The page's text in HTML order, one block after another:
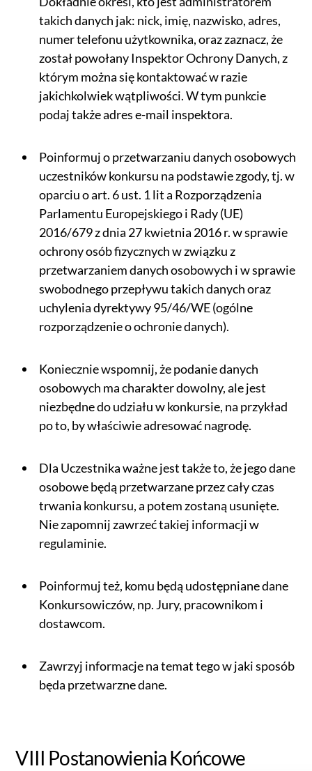
takich danych jak: nick, imię, nazwisko, adres,
numer telefonu użytkownika, oraz zaznacz, że
został powołany Inspektor Ochrony Danych, z
którym można się kontaktować w razie
jakichkolwiek wątpliwości. W tym punkcie
podaj także adres e-mail inspektora.
Poinformuj o przetwarzaniu danych osobowych
uczestników konkursu na podstawie zgody, tj. w
oparciu o art. 6 ust. 1 lit a Rozporządzenia
Parlamentu Europejskiego i Rady (UE)
2016/679 z dnia 27 kwietnia 2016 r. w sprawie
ochrony osób fizycznych w związku z
przetwarzaniem danych osobowych i w sprawie
swobodnego przepływu takich danych oraz
uchylenia dyrektywy 95/46/WE (ogólne
rozporządzenie o ochronie danych).
Koniecznie wspomnij, że podanie danych
osobowych ma charakter dowolny, ale jest
niezbędne do udziału w konkursie, na przykład
po to, by właściwie adresować nagrodę.
Dla Uczestnika ważne jest także to, że jego dane
osobowe będą przetwarzane przez cały czas
trwania konkursu, a potem zostaną usunięte.
Nie zapomnij zawrzeć takiej informacji w
regulaminie.
Poinformuj też, komu będą udostępniane dane
Konkursowiczów, np. Jury, pracownikom i
dostawcom.
Zawrzyj informacje na temat tego w jaki sposób
będa przetwarzne dane.
VIII Postanowienia Końcowe